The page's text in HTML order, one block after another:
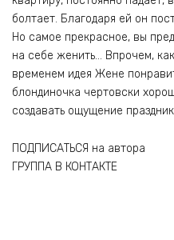
болтает. Благодаря ей он
Но самое прекрасное, вы
на себе женить… Впрочем,
временем идея Жене
блондиночка чертовски
создавать ощущение
ПОДПИСАТЬСЯ на автора
ГРУППА В КОНТАКТЕ